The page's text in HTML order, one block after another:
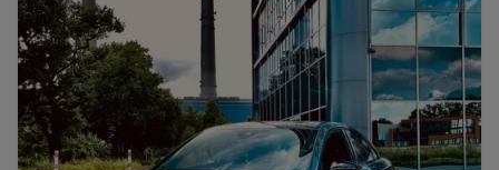
Tesla Chevrolet Dodge
Bentley Rolls Royce Aston Martin